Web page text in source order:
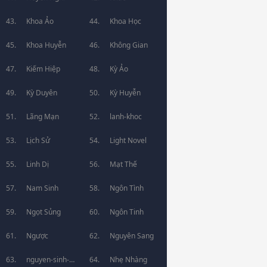
Khoa Ảo Khoa Học
Khoa Huyễn Không Gian
Kiếm Hiệp Kỳ Ảo
Kỳ Duyên Kỳ Huyễn
Lãng Mạn lanh-khoc
Lịch Sử Light Novel
Linh Dị Mạt Thế
Nam Sinh Ngôn Tình
Ngọt Sủng Ngôn Tinh
Ngược Nguyên Sang
nguyen-sinh- Nhẹ Nhàng